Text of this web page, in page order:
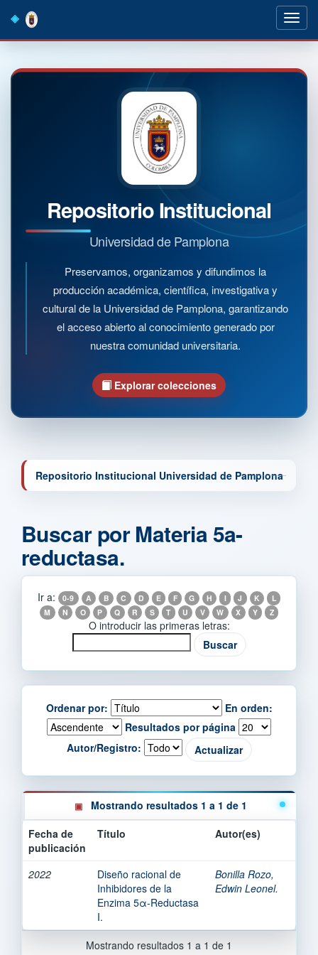
navigation
Repositorio Institucional
Universidad de Pamplona
Preservamos, organizamos y difundimos la
producción académica, científica, investigativa y
cultural de la Universidad de Pamplona, garantizando
el acceso abierto al conocimiento generado por
nuestra comunidad universitaria.
Explorar colecciones
Repositorio Institucional Universidad de Pamplona
Buscar por Materia 5a-
reductasa.
Ir a: 0-9 A B C D E F G H I J K
L
M
N O P Q R S T U V W X Y Z
O introducir las primeras letras:
Ordenar por:
En orden:
Resultados por página
Autor/Registro:
Mostrando resultados 1 a 1 de 1
Fecha de
publicación
Título Autor(es)
2022
Diseño racional de
Inhibidores de la
Enzima 5α-Reductasa
I.
Bonilla Rozo,
Edwin Leonel.
Mostrando resultados 1 a 1 de 1